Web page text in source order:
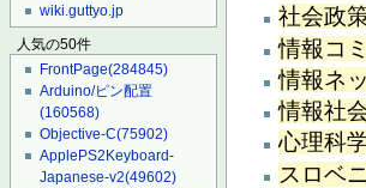
wiki.guttyo.jp
人気の50件
FrontPage(284845)
Arduino/ピン配置
(160568)
Objective-C(75902)
ApplePS2Keyboard-
Japanese-v2(49602)
社会政
情報コ
情報ネ
情報社
心理科
スロベ